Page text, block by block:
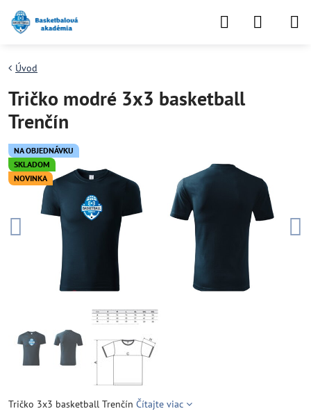
NA OBJEDNÁVKU
SKLADOM
NOVINKA
Úvod
Tričko modré 3x3 basketball
Trenčín
Tričko 3x3 basketball Trenčín Čítajte viac